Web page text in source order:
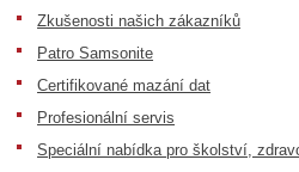
Zkušenosti našich zákazníků
Patro Samsonite
Certifikované mazání dat
Profesionální servis
Speciální nabídka pro školství,